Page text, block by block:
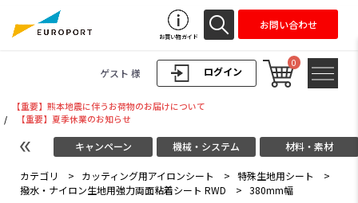
ログイン
ゲスト 様
0
お買い物ガイド
お問い合わせ
【重要】熊本地震に伴うお荷物のお届けについて
/
【重要】夏季休業のお知らせ
キャンペーン 機械・システム 材料・素材
カテゴリ > カッティング用アイロンシート > 特殊生地用シート
>
撥水・ナイロン生地用強力両面粘着シート RWD
> 380mm幅